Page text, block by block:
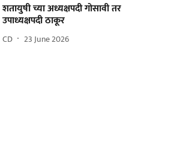
शतायुषी च्या अध्यक्षपदी गोसावी तर
उपाध्यक्षपदी ठाकूर
CD 23 June 2026